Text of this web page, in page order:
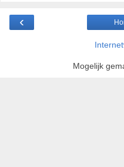
‹
Mogelijk